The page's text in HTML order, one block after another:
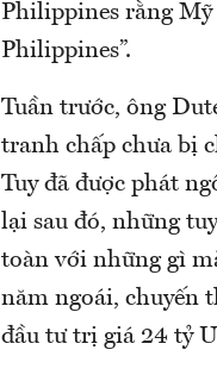
Philippines rằng
Philippines”.
Tuần trước, ông
tranh chấp chưa bị
Tuy đã được phát
lại sau đó, những
toàn với những gì
năm ngoái, chuyến
đầu tư trị giá 24 tỷ